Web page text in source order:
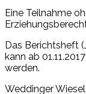
Eine Teilnahme
Das Berichtsheft
kann ab
werden.
Weddinger Wiesel